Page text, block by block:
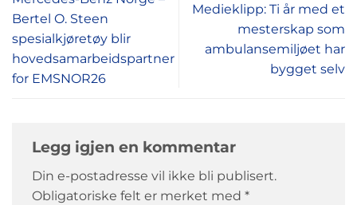
Bertel O. Steen
spesialkjøretøy blir
hovedsamarbeidspartner
for EMSNOR26
Medieklipp: Ti år med et
mesterskap som
ambulansemiljøet har
bygget selv
Legg igjen en kommentar
Din e-postadresse vil ikke bli publisert.
Obligatoriske felt er merket med *